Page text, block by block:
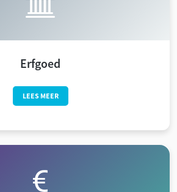
Erfgoed
LEES MEER